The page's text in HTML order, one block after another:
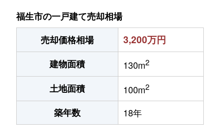
福生市の一戸建て売却相場
売却価格相場
3,200万円
建物面積 130m2
土地面積 100m2
築年数 18年